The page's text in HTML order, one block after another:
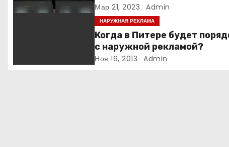
о
бай
Мар 21, 2023 Admin
НАРУЖНАЯ РЕКЛАМА
Когда в Питере будет
с наружной рекламой?
Ноя 16, 2013 Admin